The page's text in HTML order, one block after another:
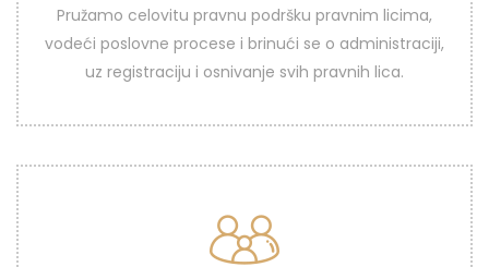
Pružamo celovitu pravnu podršku pravnim licima,
vodeći poslovne procese i brinući se o administraciji,
uz registraciju i osnivanje svih pravnih lica.
VIDI VIŠE